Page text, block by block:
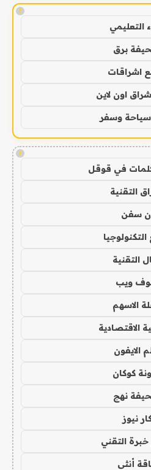
!
التعليمي
برق
اشراقات
اون لاين
سياحة وسفر
!
في قوقل
التقنية
سفن
التكنولوجيا
التقنية
ويب
الاسهم
الاقتصادية
الايفون
كوكان
نهج
نيوز
التقني
أنثى